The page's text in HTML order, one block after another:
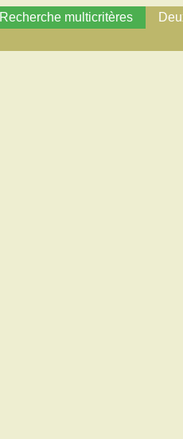
Recherche multicritères